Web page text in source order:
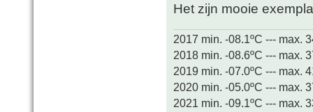
Het zijn mooie
2017 min. -08.1ºC --- max.
2018 min. -08.6ºC --- max.
2019 min. -07.0ºC --- max.
2020 min. -05.0ºC --- max.
2021 min. -09.1ºC --- max.